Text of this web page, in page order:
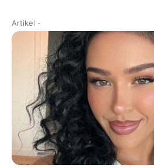
Artikel -